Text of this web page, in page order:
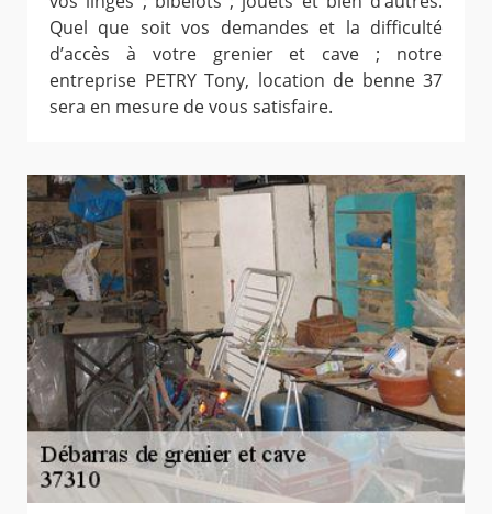
Quel que soit vos demandes et la difficulté
d’accès à votre grenier et cave ; notre
entreprise PETRY Tony, location de benne 37
sera en mesure de vous satisfaire.